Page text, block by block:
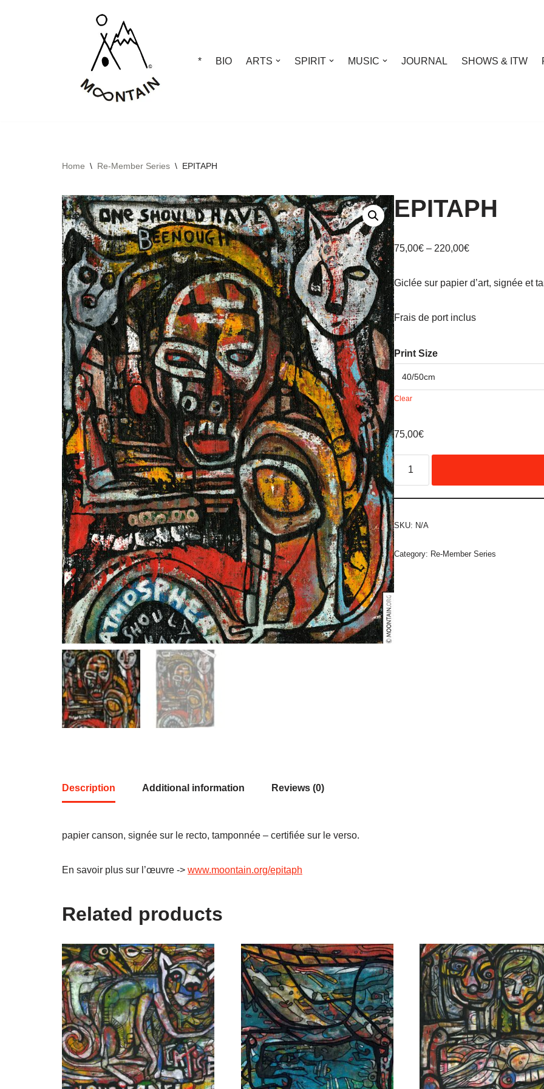
* BIO ARTS SPIRIT MUSIC JOURNAL SHOWS & ITW
Home \ Re-Member Series \ EPITAPH
EPITAPH
75,00€ – 220,00€
Giclée sur papier d’art, signée et
Frais de port inclus
Print Size
Clear
75,00€
SKU: N/A
Category: Re-Member Series
Description Additional information Reviews (0)
papier canson, signée sur le recto, tamponnée – certifiée sur le verso.
En savoir plus sur l’œuvre -> www.moontain.org/epitaph
Related products